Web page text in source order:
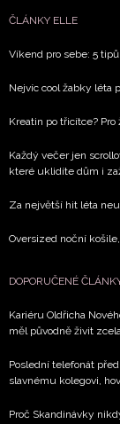
podmínkami
potvrzujete, že
Vašimi údaji
informace
soukromí
ČLÁNKY ELLE
Víkend pro sebe: 5
Nejvíc cool žabky léta
Kreatin po třicítce?
Každý večer jen
které uklidíte dům i
Za největší hit léta
Oversized noční
DOPORUČENÉ
Kariéru Oldřicha
měl původně živit
Poslední telefonát
slavnému kolegovi,
Proč Skandinávky